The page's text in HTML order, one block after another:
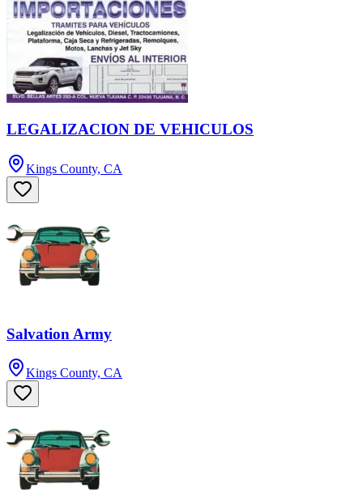
LEGALIZACION DE VEHICULOS
Kings County, CA
Salvation Army
Kings County, CA